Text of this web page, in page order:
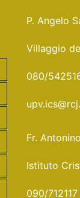
P. Angelo
Villaggio
080/
Fr.
Istituto
090/712117